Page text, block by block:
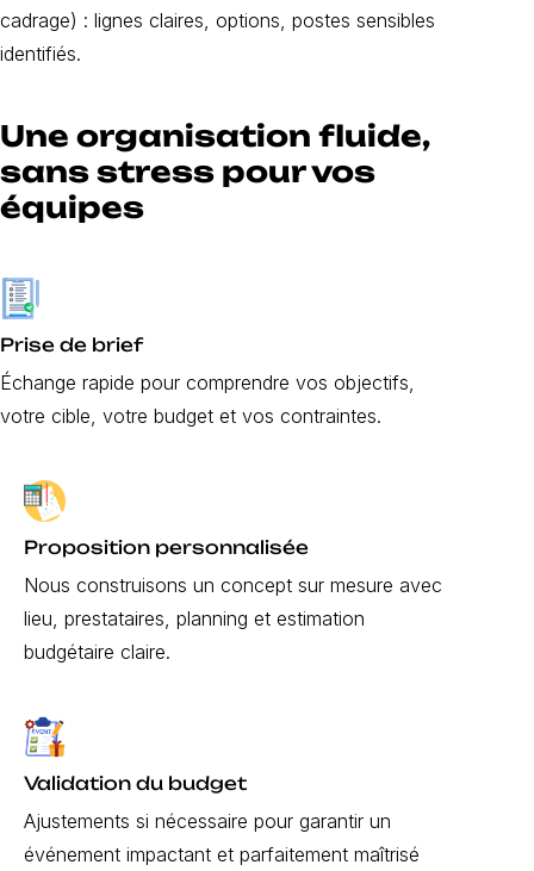
cadrage) : lignes claires, options, postes sensibles
identifiés.
Une organisation fluide,
sans stress pour vos
équipes
Prise de brief
Échange rapide pour comprendre vos objectifs,
votre cible, votre budget et vos contraintes.
Proposition personnalisée
Nous construisons un concept sur mesure avec
lieu, prestataires, planning et estimation
budgétaire claire.
Validation du budget
Ajustements si nécessaire pour garantir un
événement impactant et parfaitement maîtrisé